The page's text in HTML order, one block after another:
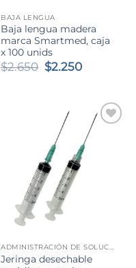
BAJA LENGUA
Baja lengua madera
marca Smartmed, caja
x 100 unids
$2.650 El
$2.650.
$2.250El
$2.250.
ADMINISTRACIÓN DE SOLUCIONES
Jeringa desechable